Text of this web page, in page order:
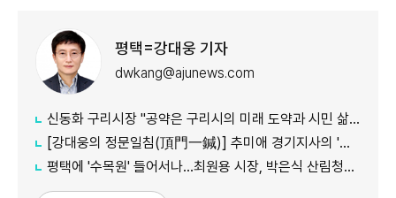
평택=강대웅 기자
dwkang@ajunews.com
신동화 구리시장 "공약은 구리시의 미래 도약과 시민 삶의 질 향상 위한 엄중한 약속"
[강대웅의 정문일침(頂門一鍼)] 추미애 경기지사의 '지방세입구조 개혁' 정부가 답할 차례다
평택에 '수목원' 들어서나...최원용 시장, 박은식 산림청장에게 국유지 활용 건의